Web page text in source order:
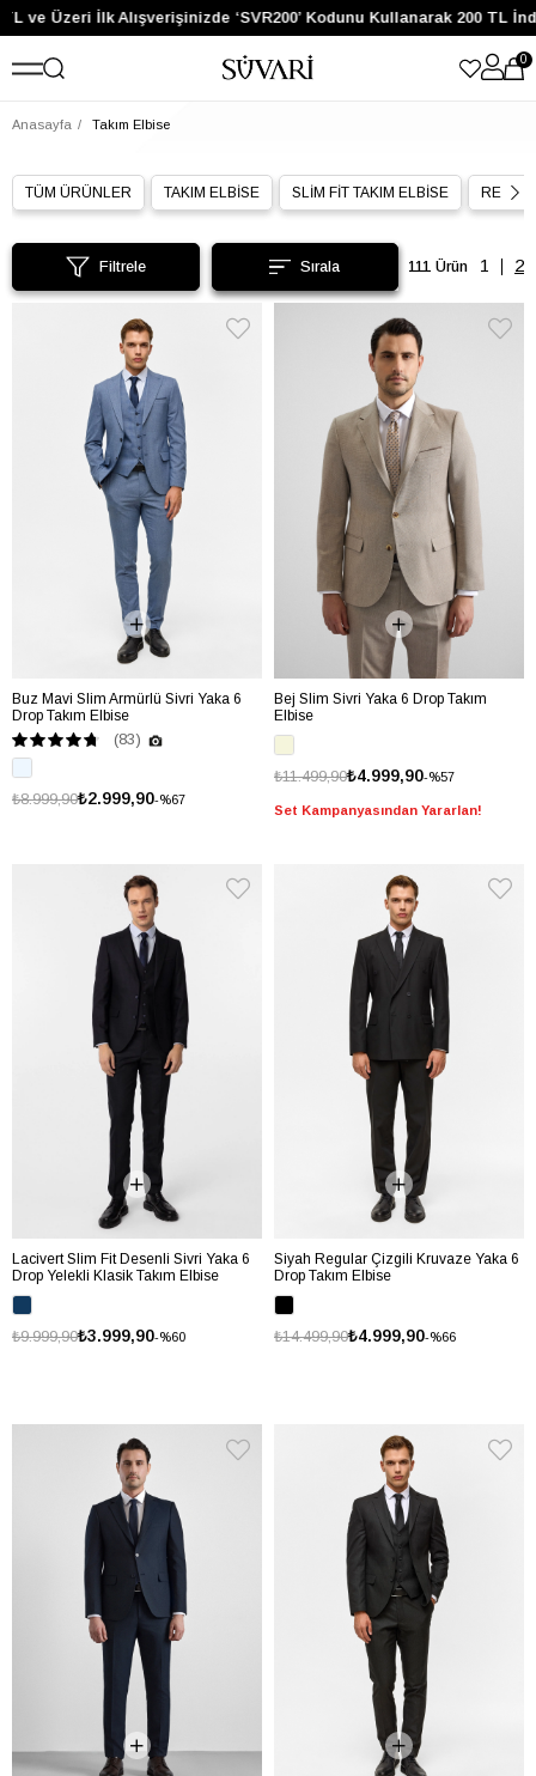
İlk Alışverişinizde ‘SVR200’ Kodunu Kullanarak 200 TL İndirim
0
Anasayfa Takım Elbise
TÜM ÜRÜNLER TAKIM ELBİSE SLİM FİT TAKIM ELBİSE
Filtrele 111 Ürün
Buz Mavi Slim Armürlü Sivri Yaka 6
Drop Takım Elbise
(83)
%67
₺2.999,90
₺8.999,90
Bej Slim Sivri Yaka 6 Drop Takım
Elbise
%57
₺4.999,90
₺11.499,90
Set Kampanyasından Yararlan!
Lacivert Slim Fit Desenli Sivri Yaka 6
Drop Yelekli Klasik Takım Elbise
%60
₺3.999,90
₺9.999,90
Siyah Regular Çizgili Kruvaze Yaka 6
Drop Takım Elbise
%66
₺4.999,90
₺14.499,90